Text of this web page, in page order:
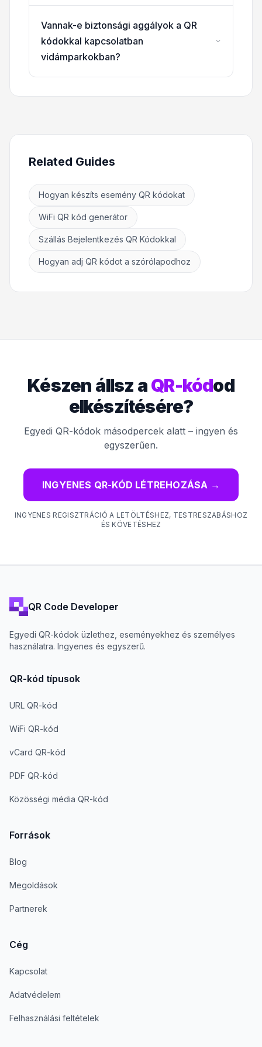
Vannak-e biztonsági aggályok a QR
kódokkal kapcsolatban
vidámparkokban?
Related Guides
Hogyan készíts esemény QR kódokat
WiFi QR kód generátor
Szállás Bejelentkezés QR Kódokkal
Hogyan adj QR kódot a szórólapodhoz
Készen állsz aQR-kódod
elkészítésére?
Egyedi QR-kódok másodpercek alatt – ingyen és
egyszerűen.
INGYENES QR-KÓD LÉTREHOZÁSA →
INGYENES REGISZTRÁCIÓ A LETÖLTÉSHEZ, TESTRESZABÁSHOZ
ÉS KÖVETÉSHEZ
QR Code Developer
Egyedi QR-kódok üzlethez, eseményekhez és személyes
használatra. Ingyenes és egyszerű.
QR-kód típusok
URL QR-kód
WiFi QR-kód
vCard QR-kód
PDF QR-kód
Közösségi média QR-kód
Források
Blog
Megoldások
Partnerek
Cég
Kapcsolat
Adatvédelem
Felhasználási feltételek